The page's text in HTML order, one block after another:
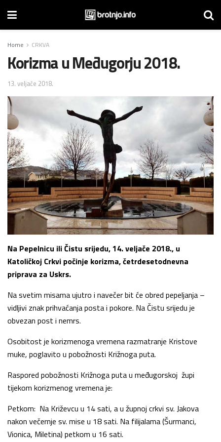
Home CRKVA
Korizma u Međugorju 2018.
13. veljače 2018.
Na Pepelnicu ili Čistu srijedu, 14. veljače 2018., u
Katoličkoj Crkvi počinje korizma, četrdesetodnevna
priprava za Uskrs.
Na svetim misama ujutro i navečer bit će obred pepeljanja –
vidljivi znak prihvaćanja posta i pokore. Na Čistu srijedu je
obvezan post i nemrs.
Osobitost je korizmenoga vremena razmatranje Kristove
muke, poglavito u pobožnosti Križnoga puta.
Raspored pobožnosti Križnoga puta u međugorskoj župi
tijekom korizmenog vremena je:
Petkom: Na Križevcu u 14 sati, a u župnoj crkvi sv. Jakova
nakon večernje sv. mise u 18 sati. Na filijalama (Šurmanci,
Vionica, Miletina) petkom u 16 sati.